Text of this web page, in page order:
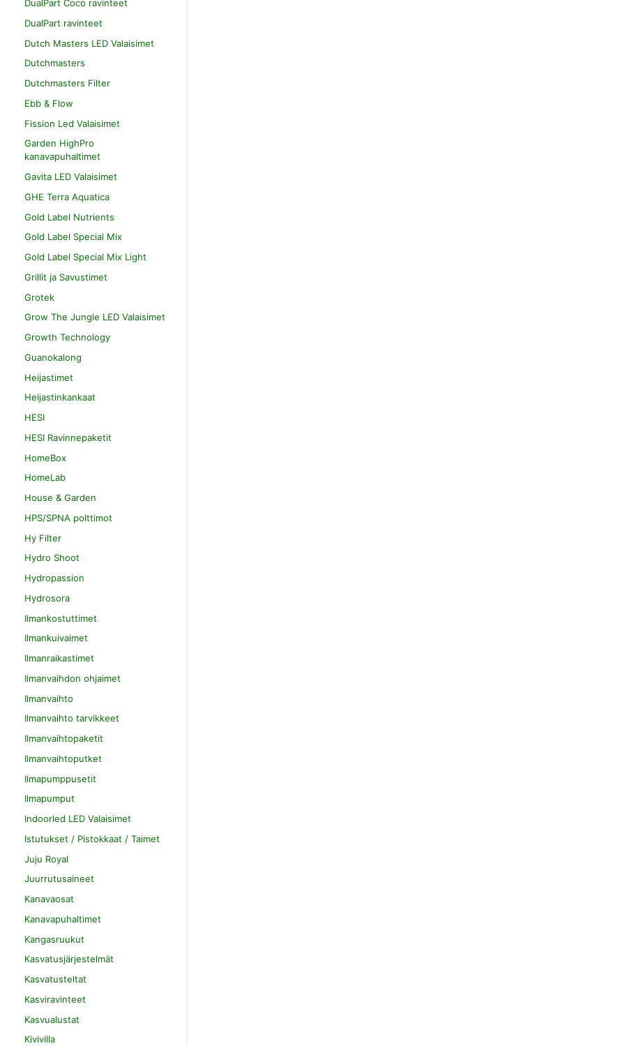
DualPart Coco ravinteet
DualPart ravinteet
Dutch Masters LED Valaisimet
Dutchmasters
Dutchmasters Filter
Ebb & Flow
Fission Led Valaisimet
Garden HighPro
kanavapuhaltimet
Gavita LED Valaisimet
GHE Terra Aquatica
Gold Label Nutrients
Gold Label Special Mix
Gold Label Special Mix Light
Grillit ja Savustimet
Grotek
Grow The Jungle LED Valaisimet
Growth Technology
Guanokalong
Heijastimet
Heijastinkankaat
HESI
HESI Ravinnepaketit
HomeBox
HomeLab
House & Garden
HPS/SPNA polttimot
Hy Filter
Hydro Shoot
Hydropassion
Hydrosora
Ilmankostuttimet
Ilmankuivaimet
Ilmanraikastimet
Ilmanvaihdon ohjaimet
Ilmanvaihto
Ilmanvaihto tarvikkeet
Ilmanvaihtopaketit
Ilmanvaihtoputket
Ilmapumppusetit
Ilmapumput
Indoorled LED Valaisimet
Istutukset / Pistokkaat / Taimet
Juju Royal
Juurrutusaineet
Kanavaosat
Kanavapuhaltimet
Kangasruukut
Kasvatusjärjestelmät
Kasvatusteltat
Kasviravinteet
Kasvualustat
Kivivilla